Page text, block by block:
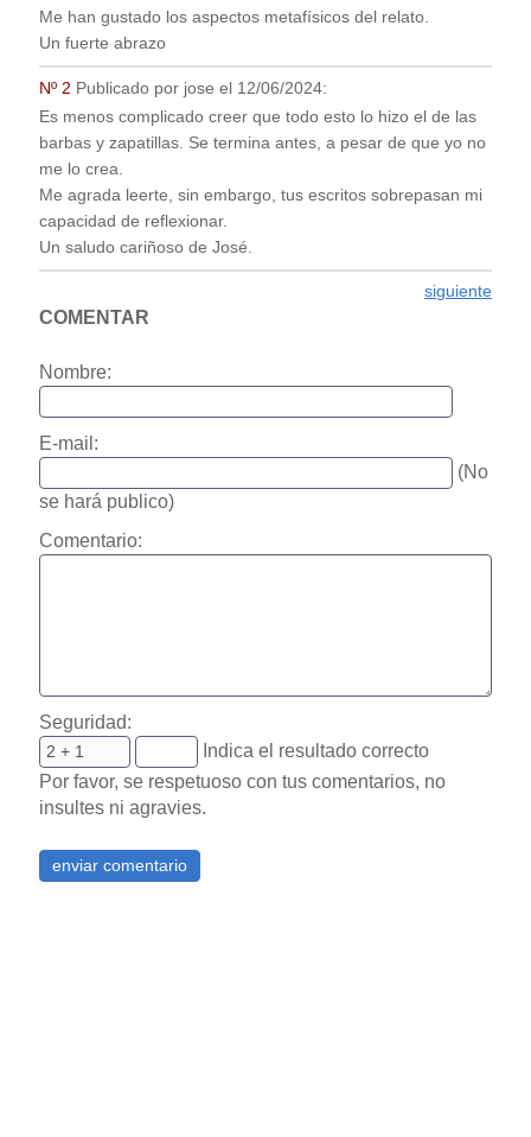
Me han gustado los aspectos metafísicos del relato.
Un fuerte abrazo
Nº 2 Publicado por jose el 12/06/2024:
Es menos complicado creer que todo esto lo hizo el de las
barbas y zapatillas. Se termina antes, a pesar de que yo no
me lo crea.
Me agrada leerte, sin embargo, tus escritos sobrepasan mi
capacidad de reflexionar.
Un saludo cariñoso de José.
siguiente
COMENTAR
Nombre:
E-mail:
(No
se hará publico)
Comentario:
Seguridad:
Indica el resultado correcto
Por favor, se respetuoso con tus comentarios, no
insultes ni agravies.